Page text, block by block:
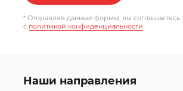
* Отправляя данные формы, вы соглашаетесь
c политикой конфиденциальности
Наши направления